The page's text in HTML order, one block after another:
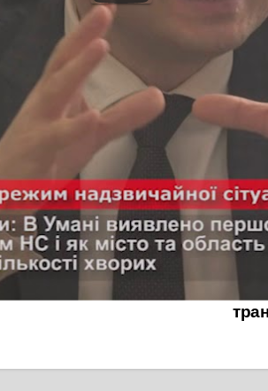
державної адміністрації та
транспорту, окрім
Ще